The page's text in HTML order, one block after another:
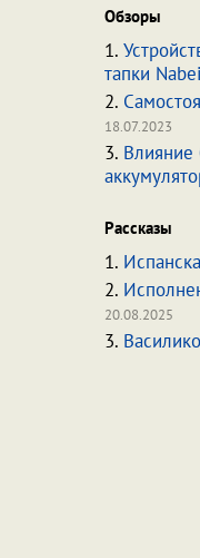
Обзоры
1.
тапки
2.
18.07.2023
3. Влияние
Рассказы
1.
2.
20.08.2025
3.